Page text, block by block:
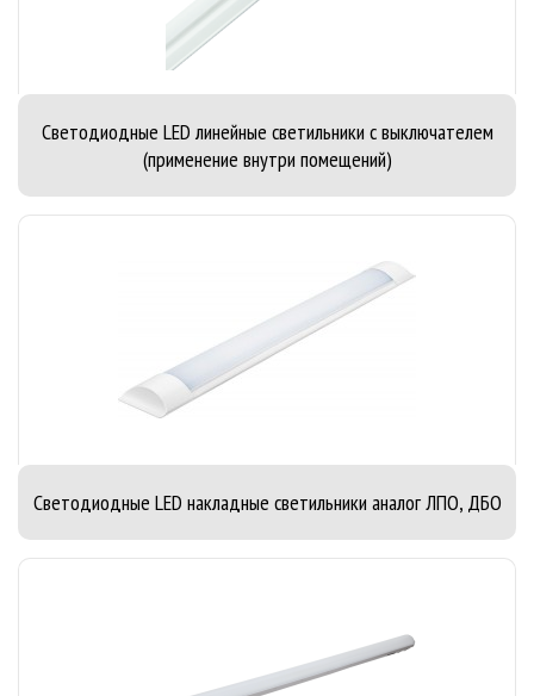
Cветодиодные LED линейные светильники с выключателем
(применение внутри помещений)
Cветодиодные LED накладные светильники аналог ЛПО, ДБО